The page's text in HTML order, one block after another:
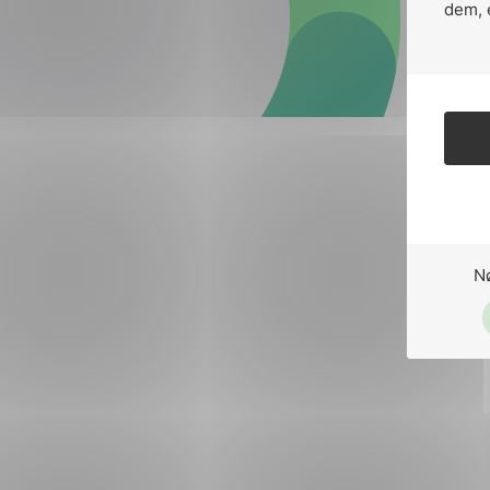
dem,
Forsvar og beredskap
Industri og automatisering
Lavspenning
Maritime elinstallasjoner